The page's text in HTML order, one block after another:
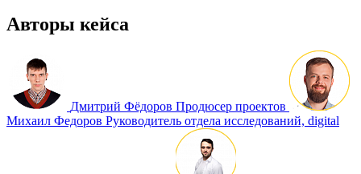
Авторы кейса
Дмитрий Фёдоров Продюсер проектов
Михаил Федоров Руководитель отдела исследований, digital